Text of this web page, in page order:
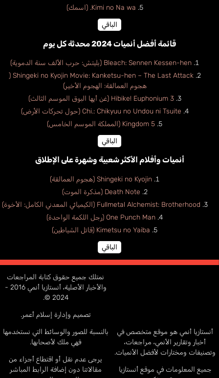
Kimi no Na wa. (اسمك)
الباقي
قائمة أفضل أنميات 2024 محدثة كل يوم
Bleach: Sennen Kessen-hen (بليتش: حرب الألف سنة الدموية)
Shingeki no Kyojin Movie: Kanketsu-hen – The Last Attack (
هجوم العمالقة: الهجوم الأخير)
Hibike! Euphonium 3 (غن أيها البوق الموسم الثالث)
Chi.: Chikyuu no Undou ni Tsuite (حول تحركات الأرض)
Kingdom 5 (المملكة الموسم الخامس)
الباقي
أنميات وأفلام الأكثر شعبية وشهرة على الإطلاق
Shingeki no Kyojin (هجوم العمالقة)
Death Note (مذكرة الموت)
Fullmetal Alchemist: Brotherhood (الكيميائي المعدني الكامل: الأخوة)
One Punch Man (رجل اللكمة الواحدة)
Kimetsu no Yaiba (قاتل الشياطين)
الباقي
أنستازيا أنمي هو موقع متخصص في
أخبار وتقارير الأنمي، مراجعات،
وتصنيفات ومختارات لأفضل الأنميات.
جميع المعلومات في موقع أنستازيا
نمتلك جميع حقوق كتابة المراجعات
والأخبار الأصلية، أنستازيا أنمي 2016 -
2024 ©.
تصميم وإدارة إسلام أعمر.
بالنسبة للصور والوسائط التي نستخدمها
فهي ملك لأصحابها.
يرجى عدم نقل أو اقتطاع أجزاء من
مقالاتنا دون إضافة الرابط المباشر